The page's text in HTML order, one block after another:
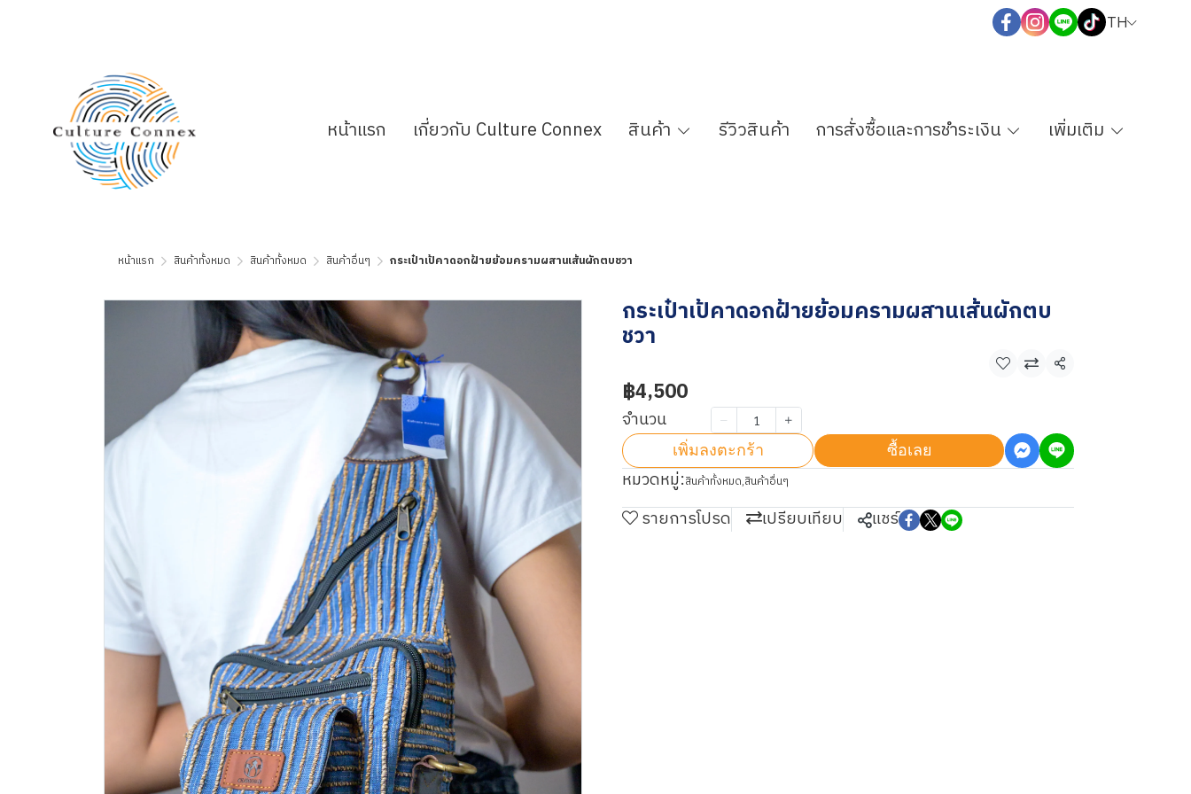
TH
หน้าแรก เกี่ยวกับ Culture Connex สินค้า รีวิวสินค้า การสั่งซื้อและการชำระเงิน เพิ่มเติม
หน้าแรก สินค้าทั้งหมด สินค้าทั้งหมด สินค้าอื่นๆ กระเป๋าเป้คาดอกฝ้ายย้อมครามผสานเส้นผักตบชวา
กระเป๋าเป้คาดอกฝ้ายย้อมครามผสานเส้นผักตบ
ชวา
แชร์
฿4,500
จำนวน
เพิ่มลงตะกร้า ซื้อเลย
หมวดหมู่:สินค้าทั้งหมด,สินค้าอื่นๆ
รายการโปรด เปรียบเทียบ แชร์